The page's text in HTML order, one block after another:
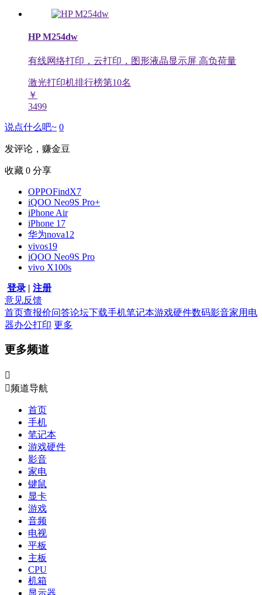
HP M254dw
有线网络打印，云打印，图形液晶显示屏 高负荷量
激光打印机排行榜第10名
￥
3499
说点什么吧~ 0
发评论，赚金豆
收藏 0 分享
OPPOFindX7
iQOO Neo9S Pro+
iPhone Air
iPhone 17
华为nova12
vivos19
iQOO Neo9S Pro
vivo X100s
登录 | 注册
意见反馈
首页查报价问答论坛下载手机笔记本游戏硬件数码影音家用电
器办公打印 更多
更多频道

频道导航
首页
手机
笔记本
游戏硬件
影音
家电
键鼠
显卡
游戏
音频
电视
平板
主板
CPU
机箱
显示器